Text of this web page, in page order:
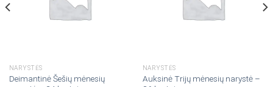
NARYSTĖS
Deimantinė Šešių mėnesių
NARYSTĖS
Auksinė Trijų mėnesių narystė –